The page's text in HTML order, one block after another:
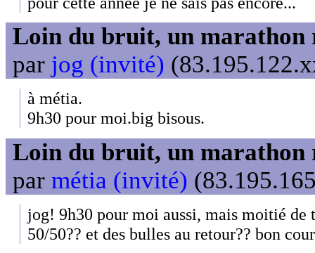
Loin du bruit, un marathon
par jog (invité)
à métia.
9h30 pour moi.big bisous.
Loin du bruit, un marathon
par métia (invité)
jog! 9h30 pour moi aussi, mais moitié de
50/50?? et des bulles au retour?? bon